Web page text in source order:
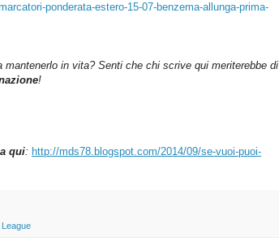
ponderata-estero-15-07-benzema-allunga-prima-
in vita? Senti che chi scrive qui meriterebbe di
!
qui: http://mds78.blogspot.com/2014/09/se-vuoi-puoi-